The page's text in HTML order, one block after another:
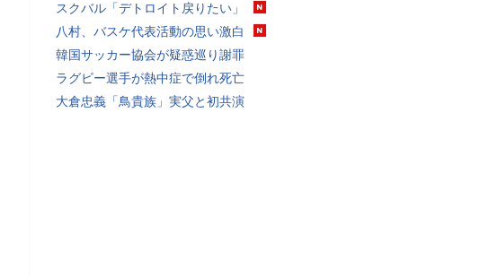
スクバル「デトロイト戻りたい」
八村、バスケ代表活動の思い激白
韓国サッカー協会が疑惑巡り謝罪
ラグビー選手が熱中症で倒れ死亡
大倉忠義「鳥貴族」実父と初共演